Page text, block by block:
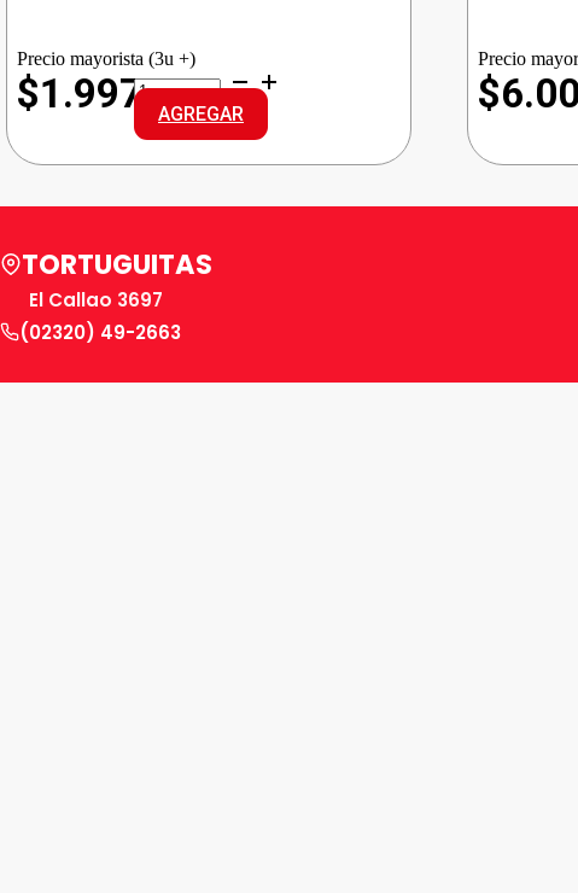
Precio mayorista (3u +)
$1.997ALA
ARROZ
DOBLE
cantidad
AGREGAR
Precio
TORTUGUITAS
El Callao 3697
(02320) 49-2663